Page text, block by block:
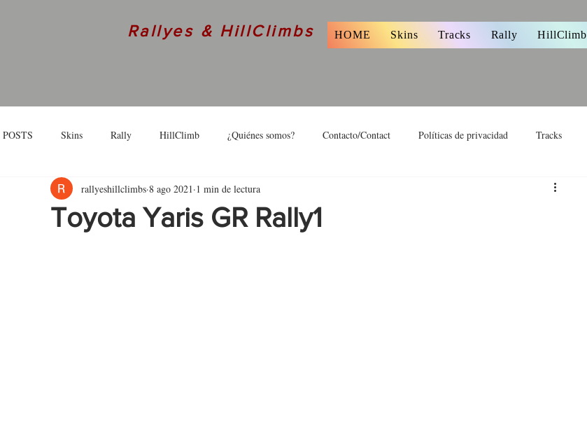
Rallyes & HillClimbs HOME Skins Tracks Rally HillClimb
Skins Rally HillClimb ¿Quiénes somos? Contacto/Contact Políticas de privacidad Tracks
Interview
Toyota Yaris GR Rally1
rallyeshillclimbs 8 ago 2021 1 min de lectura